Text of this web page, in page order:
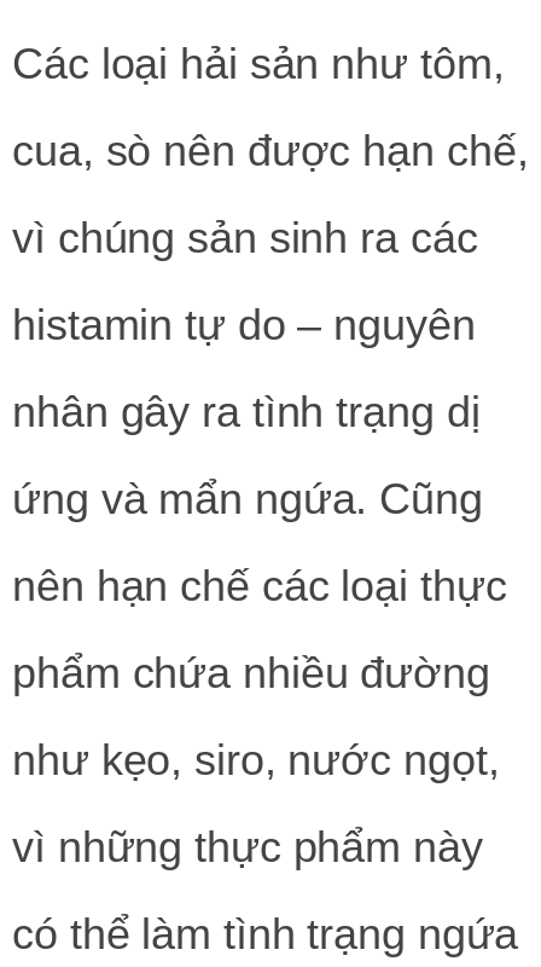
Các loại hải sản như tôm,
cua, sò nên được hạn chế,
vì chúng sản sinh ra các
histamin tự do – nguyên
nhân gây ra tình trạng dị
ứng và mẩn ngứa. Cũng
nên hạn chế các loại thực
phẩm chứa nhiều đường
như kẹo, siro, nước ngọt,
vì những thực phẩm này
có thể làm tình trạng ngứa